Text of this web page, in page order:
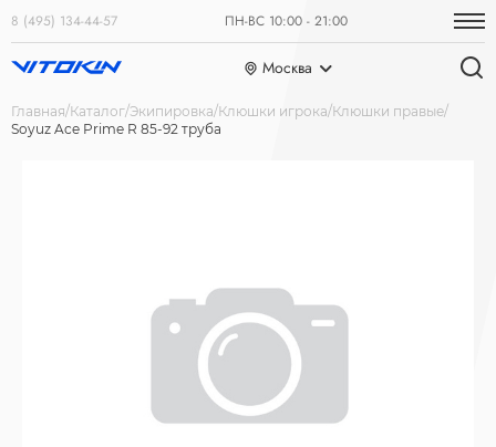
8 (495) 134-44-57 ПН-ВС 10:00 - 21:00
Москва
Главная Каталог Экипировка Клюшки игрока Клюшки правые
Soyuz Ace Prime R 85-92 труба